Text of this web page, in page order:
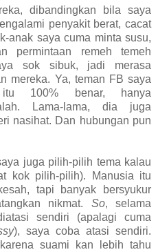
dibandingkan bila saya
penyakit berat, cacat
anak saya cuma minta susu,
permintaan remeh temeh
sok sibuk, jadi merasa
mereka. Ya, teman FB saya
100% benar, hanya
Lama-lama, dia juga
nasihat. Dan hubungan pun
juga pilih-pilih tema kalau
kok pilih-pilih). Manusia itu
tapi banyak bersyukur
nikmat. So, selama
sendiri (apalagi cuma
), saya coba atasi sendiri.
suami kan lebih tahu